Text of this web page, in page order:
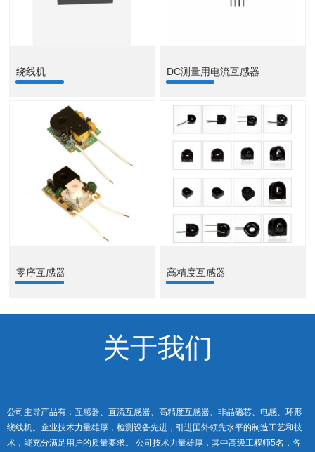
绕线机 DC测量用电流互感器
零序互感器 高精度互感器
关于我们
公司主导产品有：互感器、直流互感器、高精度互感器、非晶磁芯、电感、环形
绕线机。企业技术力量雄厚，检测设备先进，引进国外领先水平的制造工艺和技
术，能充分满足用户的质量要求。 公司技术力量雄厚，其中高级工程师5名，各